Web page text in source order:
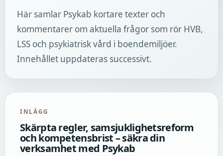
Här samlar Psykab kortare texter och
kommentarer om aktuella frågor som rör HVB,
LSS och psykiatrisk vård i boendemiljöer.
Innehållet uppdateras successivt.
INLÄGG
Skärpta regler, samsjuklighetsreform
och kompetensbrist – säkra din
verksamhet med Psykab